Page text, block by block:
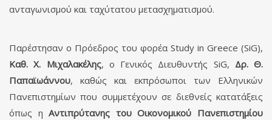
ανταγωνισμού και ταχύτατου μετασχηματισμού.
Παρέστησαν ο Πρόεδρος του φορέα Study in Greece (SiG),
Καθ. Χ. Μιχαλακέλης, ο Γενικός Διευθυντής SiG, Δρ. Θ.
Παπαϊωάννου, καθώς και εκπρόσωποι των Ελληνικών
Πανεπιστημίων που συμμετέχουν σε διεθνείς κατατάξεις
όπως ηΑντιπρύτανης του Οικονομικού Πανεπιστημίου